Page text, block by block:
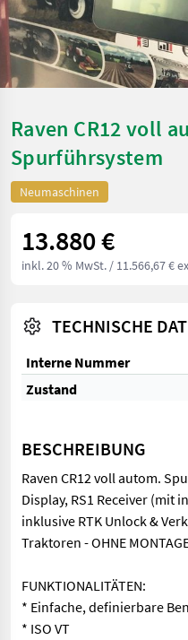
Raven CR12 voll
Spurführsystem
Neumaschinen
13.880 €
inkl. 20 % MwSt. / 11.566,67 €
TECHNISCHE
Interne Nummer
Zustand
BESCHREIBUNG
Raven CR12 voll autom.
Display, RS1 Receiver (mit
inklusive RTK Unlock &
Traktoren - OHNE
FUNKTIONALITÄTEN:
* Einfache, definierbare
* ISO VT